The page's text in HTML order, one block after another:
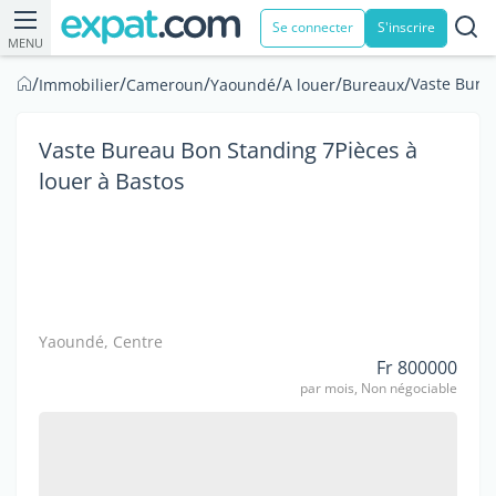
MENU
Se connecter S'inscrire
/Immobilier/Cameroun/Yaoundé/A louer/Bureaux/Vaste
Vaste Bureau Bon Standing 7Pièces à
louer à Bastos
Yaoundé, Centre
Fr 800000
par mois, Non négociable